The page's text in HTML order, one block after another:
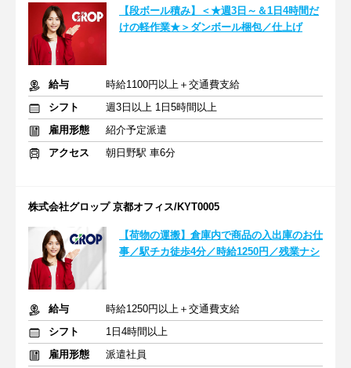
【段ボール積み】＜★週3日～＆1日4時間だ
けの軽作業★＞ダンボール梱包／仕上げ
給与
時給1100円以上＋交通費支給
シフト
週3日以上 1日5時間以上
雇用形態
紹介予定派遣
アクセス
朝日野駅 車6分
株式会社グロップ 京都オフィス/KYT0005
【荷物の運搬】倉庫内で商品の入出庫のお仕
事／駅チカ徒歩4分／時給1250円／残業ナシ
給与
時給1250円以上＋交通費支給
シフト
1日4時間以上
雇用形態
派遣社員